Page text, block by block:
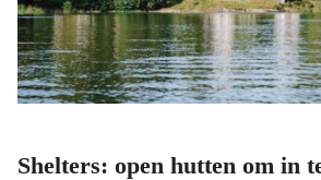
Shelters: open hutten om in